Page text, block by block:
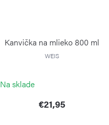
Kanvička na mlieko 800 ml
WEIS
Na sklade
€21,95